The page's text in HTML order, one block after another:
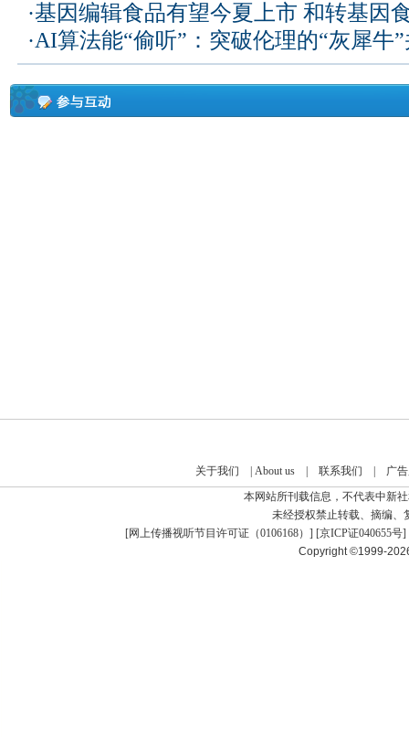
·基因编辑食品有望今夏上市 和转基因
·AI算法能“偷听”：突破伦理的“灰犀牛
关于我们 About us| 联系我们
广
本网站所刊载信息，不代表中新
未经授权禁止转载、摘编、
[网上传播视听节目许可证（0106168） ] [京ICP证040655号]
Copyright ©1999-